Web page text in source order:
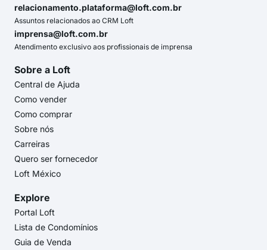
relacionamento.plataforma@loft.com.br
Assuntos relacionados ao CRM Loft
imprensa@loft.com.br
Atendimento exclusivo aos profissionais de imprensa
Sobre a Loft
Central de Ajuda
Como vender
Como comprar
Sobre nós
Carreiras
Quero ser fornecedor
Loft México
Explore
Portal Loft
Lista de Condomínios
Guia de Venda